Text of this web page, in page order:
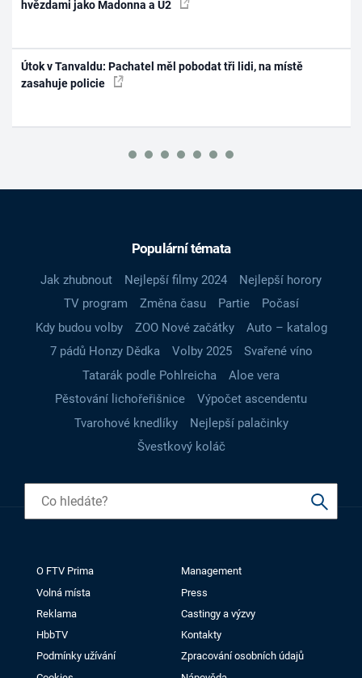
hvězdami jako Madonna a U2
Útok v Tanvaldu: Pachatel měl pobodat tři lidi, na místě
zasahuje policie
Populární témata
Jak zhubnout Nejlepší filmy 2024
Nejlepší horory
TV program
Změna času Partie
Počasí
Kdy budou volby
ZOO Nové začátky
Auto – katalog
7 pádů Honzy Dědka
Volby 2025
Svařené víno
Tatarák podle Pohlreicha
Aloe vera
Pěstování lichořeřišnice
Výpočet ascendentu
Tvarohové knedlíky
Nejlepší palačinky
Švestkový koláč
O FTV Prima
Management
Volná místa
Press
Reklama
Castingy a výzvy
HbbTV
Kontakty
Podmínky užívání
Zpracování osobních údajů